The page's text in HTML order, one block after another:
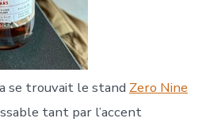
se trouvait le stand Zero Nine
tant par l’accent